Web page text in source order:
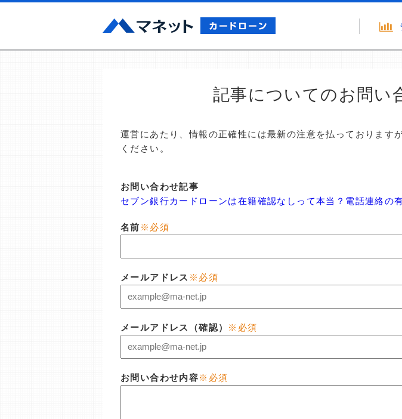
記事についてのお問い
運営にあたり、情報の正確性には最新の注意を払っております
ください。
お問い合わせ記事
セブン銀行カードローンは在籍確認なしって本当？電話連絡の
名前 ※必須
メールアドレス ※必須
メールアドレス（確認） ※必須
お問い合わせ内容※必須